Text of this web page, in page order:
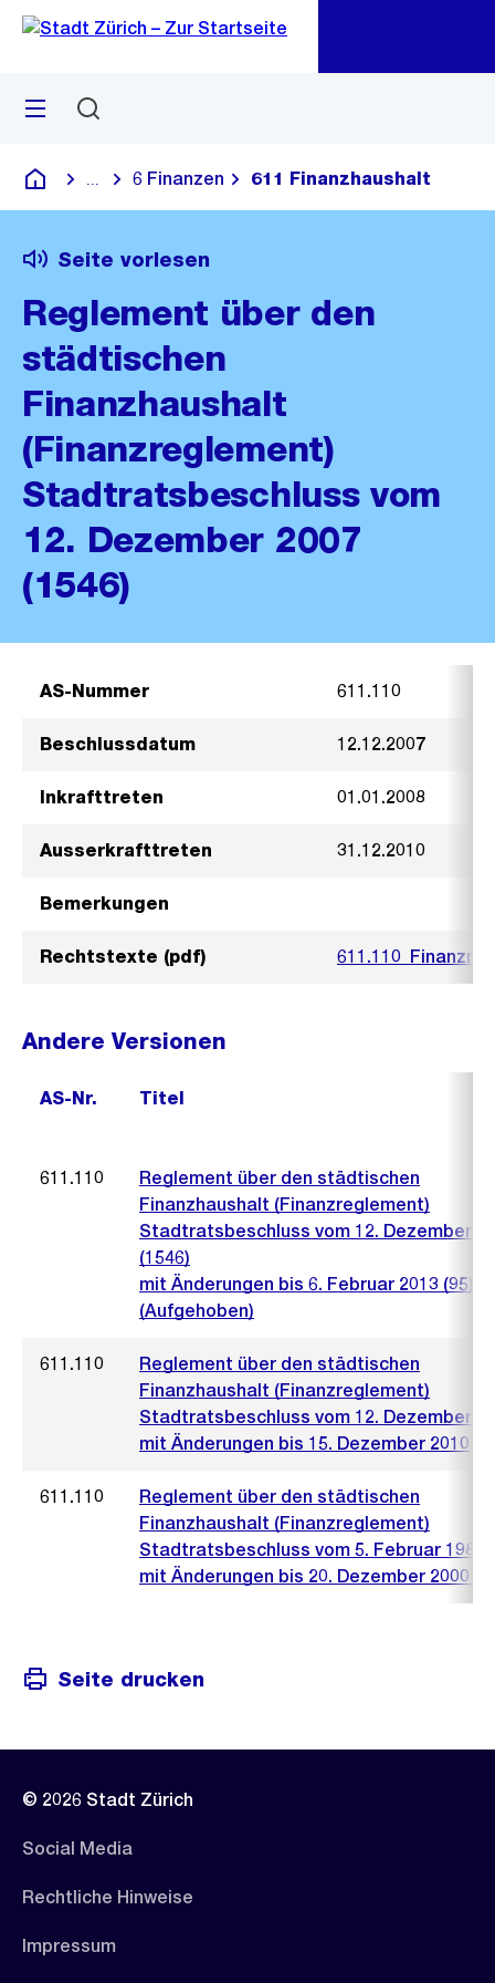
Navigation
Sprunglink
Menü
Deutsch
Blende alle Breadcrumbs ein
6 Finanzen 611 Finanzhaushalt
Seite vorlesen
Reglement über den
städtischen
Finanzhaushalt
(Finanzreglement)
Stadtratsbeschluss vom
12. Dezember 2007
(1546)
AS-Nummer 611.110
Beschlussdatum 12.12.2007
Inkrafttreten 01.01.2008
Ausserkrafttreten 31.12.2010
Bemerkungen
Rechtstexte (pdf)
Andere Versionen
AS-Nr. Titel
611.110
Reglement über den städtischen
Finanzhaushalt (Finanzreglement)
Stadtratsbeschluss vom 12. Dezember
(1546)
mit Änderungen bis 6. Februar 2013 (95)
(Aufgehoben)
611.110
Reglement über den städtischen
Finanzhaushalt (Finanzreglement)
Stadtratsbeschluss vom 12. Dezember
mit Änderungen bis 15. Dezember 2010
611.110
Reglement über den städtischen
Finanzhaushalt (Finanzreglement)
Stadtratsbeschluss vom 5. Februar 1986
mit Änderungen bis 20. Dezember 2000
Seite drucken
© 2026 Stadt Zürich
Social Media
Rechtliche Hinweise
Impressum